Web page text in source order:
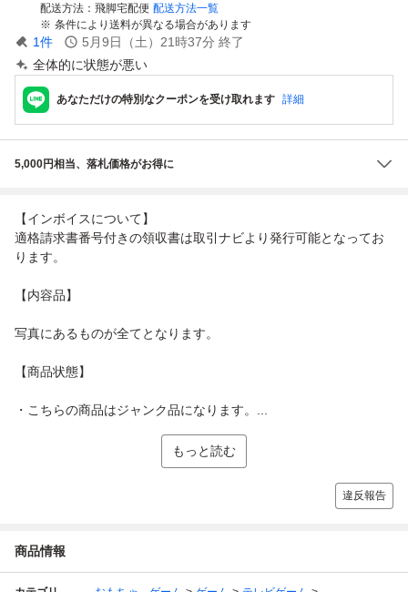
配送方法
飛脚宅配便 配送方法一覧
条件により送料が異なる場合があります
1件 5月9日（土）21時37分 終了
全体的に状態が悪い
あなただけの特別なクーポンを受け取れます 詳細
5,000円相当、落札価格がお得に
【インボイスについて】
適格請求書番号付きの領収書は取引ナビより発行可能となってお
ります。
【内容品】
写真にあるものが全てとなります。
【商品状態】
・こちらの商品はジャンク品になります。...
もっと読む
違反報告
商品情報